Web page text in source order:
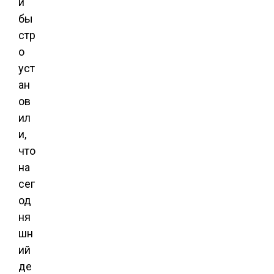
бы
стр
о
уст
ан
ов
ил
и,
что
на
сег
од
ня
шн
ий
де